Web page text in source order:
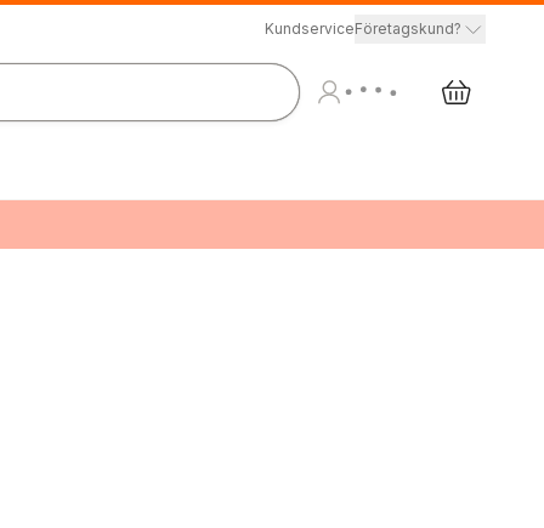
KundserviceFöretagskund?